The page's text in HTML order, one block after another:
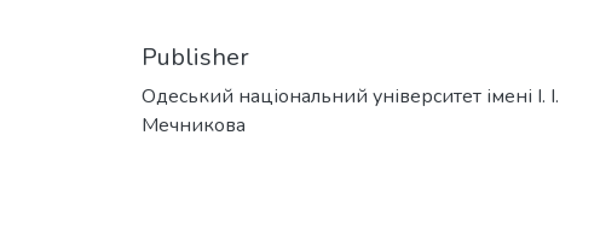
Publisher
Одеський національний університет імені І. І.
Мечникова